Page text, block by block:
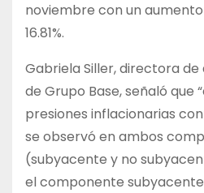
noviembre con un
16.81%.
Gabriela Siller, directora
de Grupo Base, señaló que
presiones inflacionarias
se observó en ambos
(subyacente y no
el componente